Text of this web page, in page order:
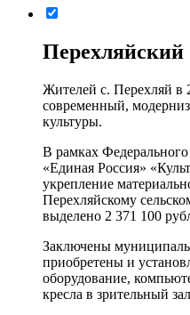
Жителей с. Перехляй в
современный,
культуры.
В рамках
«Единая Россия»
укрепление
Перехляйскому
выделено 2 371 100
Заключены
приобретены и
оборудование,
кресла в зрительный